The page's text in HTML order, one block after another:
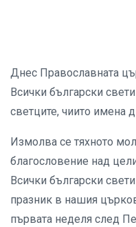
Днес Православната
Всички български
светците, чиито имена
Измолва се тяхното
благословение над
Всички български
празник в нашия
първата неделя след